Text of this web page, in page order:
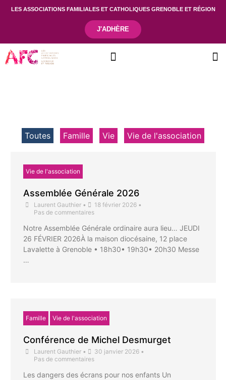
LES ASSOCIATIONS FAMILIALES ET CATHOLIQUES GRENOBLE ET RÉGION
J'ADHÈRE
Toutes Famille Vie Vie de l'association
Vie de l'association
Assemblée Générale 2026
Laurent Gauthier • 18 février 2026 •
Pas de commentaires
Notre Assemblée Générale ordinaire aura lieu… JEUDI
26 FÉVRIER 2026À la maison diocésaine, 12 place
Lavalette à Grenoble • 18h30• 19h30• 20h30 Messe
…
Famille Vie de l'association
Conférence de Michel Desmurget
Laurent Gauthier • 30 janvier 2026 •
Pas de commentaires
Les dangers des écrans pour nos enfants Un